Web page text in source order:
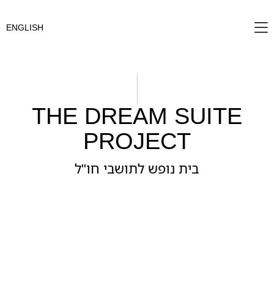
לֵב:
בְּאֲתָר
הַמְּסַיַּעַת
ENGLISH
THE DREAM SUITE
PROJECT
בית נופש לתושבי חו"ל